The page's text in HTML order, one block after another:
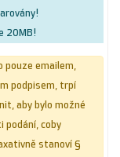
20MB!
pouze emailem,
podpisem, trpí
aby bylo možné
podání, coby
stanoví §